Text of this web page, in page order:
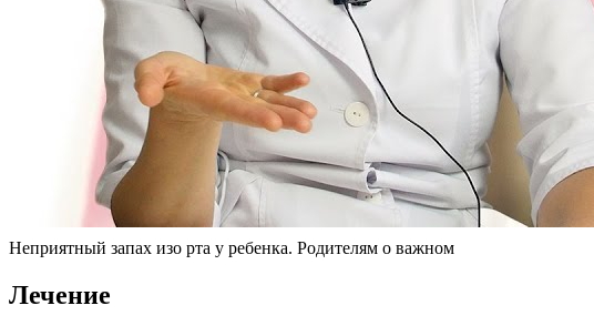
Неприятный запах изо рта у ребенка. Родителям о важном
Лечение